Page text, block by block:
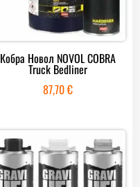
Кобра Новол NOVOL COBRA
Truck Bedliner
87,70€